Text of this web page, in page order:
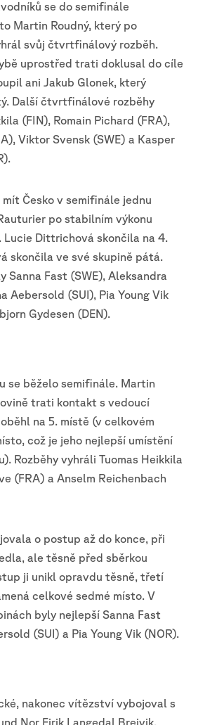
se do semifinále
Martin Roudný, který po
svůj čtvrtfinálový rozběh.
uprostřed trati doklusal do cíle
ani Jakub Glonek, který
Další čtvrtfinálové rozběhy
(FIN), Romain Pichard (FRA),
Viktor Svensk (SWE) a Kasper
Česko v semifinále jednu
po stabilním výkonu
Lucie Dittrichová skončila na 4.
skončila ve své skupině pátá.
Sanna Fast (SWE), Aleksandra
Aebersold (SUI), Pia Young Vik
Gydesen (DEN).
se běželo semifinále. Martin
trati kontakt s vedoucí
na 5. místě (v celkovém
což je jeho nejlepší umístění
Rozběhy vyhráli Tuomas Heikkila
(FRA) a Anselm Reichenbach
o postup až do konce, při
ale těsně před sběrkou
ji unikl opravdu těsně, třetí
celkové sedmé místo. V
byly nejlepší Sanna Fast
(SUI) a Pia Young Vik (NOR).
nakonec vítězství vybojoval s
Nor Eirik Langedal Breivik,